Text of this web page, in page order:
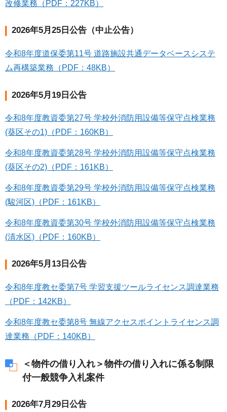
改修業務（PDF：227KB）
2026年5月25日公告（中止公告）
令和8年度道保委第11号 道路施設共通データベースシステ
ム再構築業務（PDF：48KB）
2026年5月19日公告
令和8年度教資委第27号 学校外消防用設備等保守点検業務
(葵区その1)（PDF：160KB）
令和8年度教資委第28号 学校外消防用設備等保守点検業務
(葵区その2)（PDF：161KB）
令和8年度教資委第29号 学校外消防用設備等保守点検業務
(駿河区)（PDF：161KB）
令和8年度教資委第30号 学校外消防用設備等保守点検業務
(清水区)（PDF：160KB）
2026年5月13日公告
令和8年度教セ委第7号 学習支援ツールライセンス調達業務
（PDF：142KB）
令和8年度教セ委第8号 無線アクセスポイントライセンス調
達業務（PDF：140KB）
＜物件の借り入れ＞物件の借り入れに係る制限
付一般競争入札案件
2026年7月29日公告